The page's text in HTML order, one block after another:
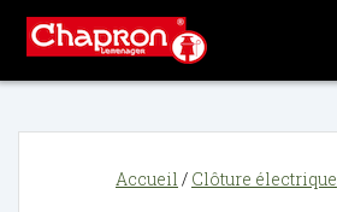
Accueil / Clôture électrique